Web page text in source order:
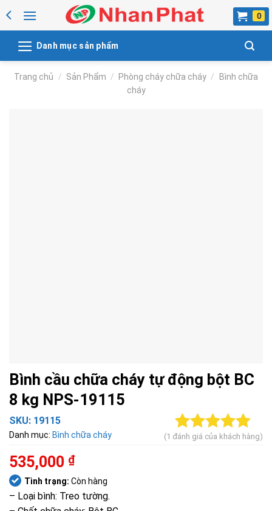
to
Danh mục sản phẩm
Trang chủ / Sản Phẩm / Phòng cháy chữa cháy /
Bình chữa
cháy
Bình cầu chữa cháy tự động bột BC
8 kg NPS-19115
SKU: 19115
Danh mục: Bình chữa cháy
5.00 trên 5
1
(1 đánh giá của khách hàng)
535,000 ₫
Tình trạng: Còn hàng
– Loại bình: Treo tường.